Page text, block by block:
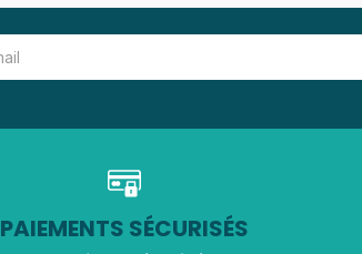
PAIEMENTS SÉCURISÉS